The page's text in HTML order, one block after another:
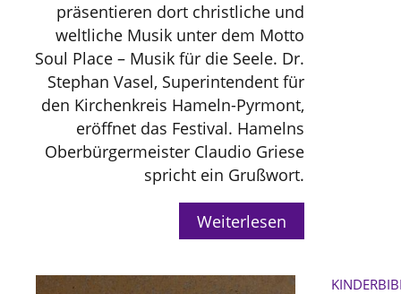
präsentieren dort christliche und
weltliche Musik unter dem Motto
Soul Place – Musik für die Seele. Dr.
Stephan Vasel, Superintendent für
den Kirchenkreis Hameln-Pyrmont,
eröffnet das Festival. Hamelns
Oberbürgermeister Claudio Griese
spricht ein Grußwort.
Weiterlesen